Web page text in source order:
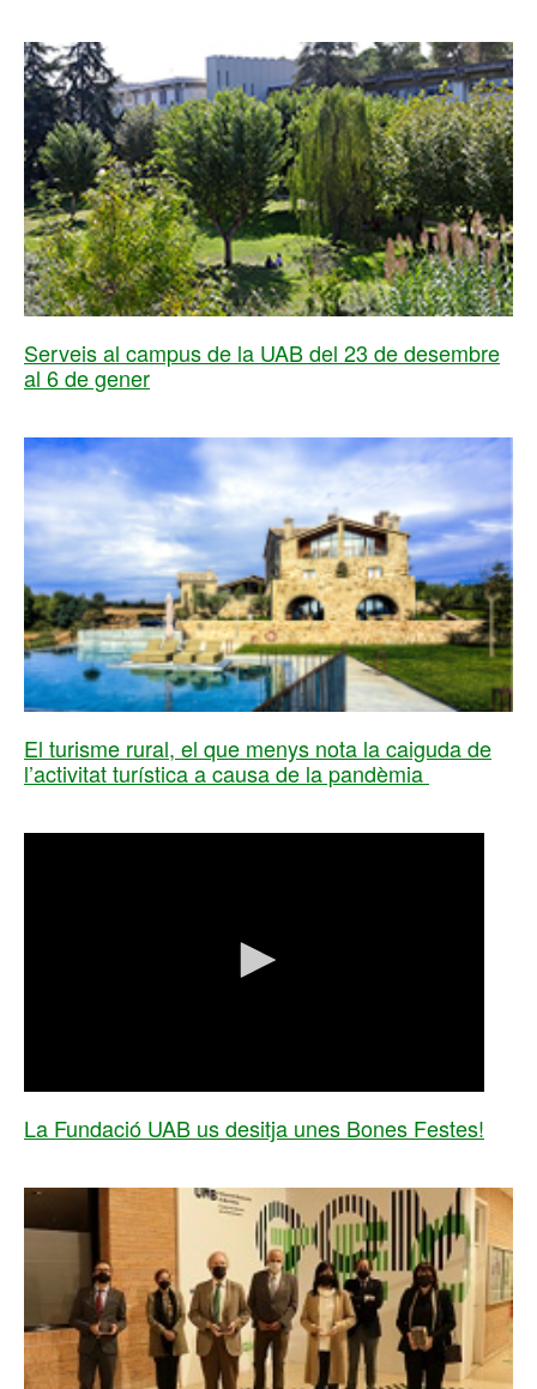
Serveis al campus de la UAB del 23 de desembre
al 6 de gener
El turisme rural, el que menys nota la caiguda de
l’activitat turística a causa de la pandèmia
seconds
of
La Fundació UAB us desitja unes Bones Festes!